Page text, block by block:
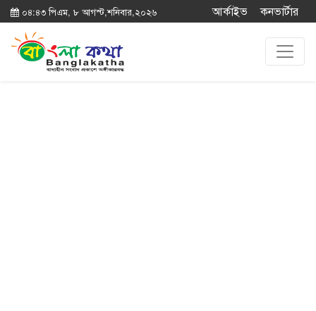
০৪:৪৩ পিএম, ৮ আগস্ট,শনিবার,২০২৬ আর্কাইভ কনভার্টার